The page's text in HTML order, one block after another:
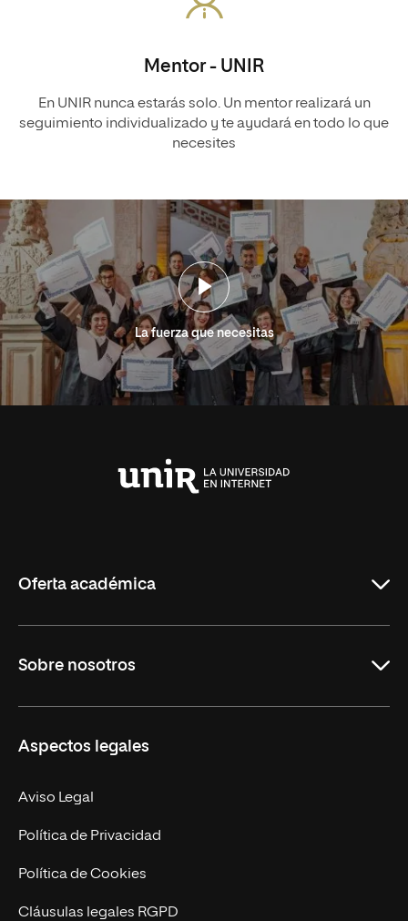
Mentor - UNIR
En UNIR nunca estarás solo. Un mentor realizará un
seguimiento individualizado y te ayudará en todo lo que
necesites
La fuerza que necesitas
Oferta académica
Másteres Oficiales
Doctorados
Experto Universitario
Postgrados
Cursos Universitarios
Sobre nosotros
Facultades
Nuestro Equipo
Trabaja en UNIR
Actualidad
UNIR Revista
Aspectos legales
Aviso Legal
Política de Privacidad
Política de Cookies
Cláusulas legales RGPD